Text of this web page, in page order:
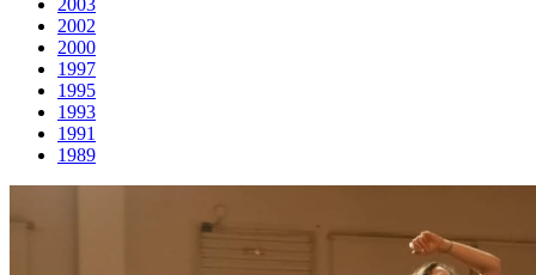
2003
2002
2000
1997
1995
1993
1991
1989